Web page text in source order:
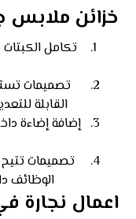
خزائن ملابس
تكامل
تصميمات
القابلة
إضافة إضاءة
تصميمات
الوظائف
اعمال نجارة